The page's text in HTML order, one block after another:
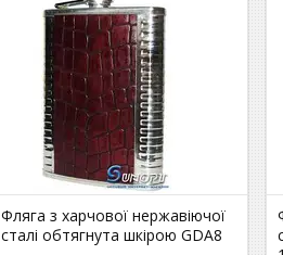
Фляга з харчової нержавіючої
сталі обтягнута шкірою GDA8